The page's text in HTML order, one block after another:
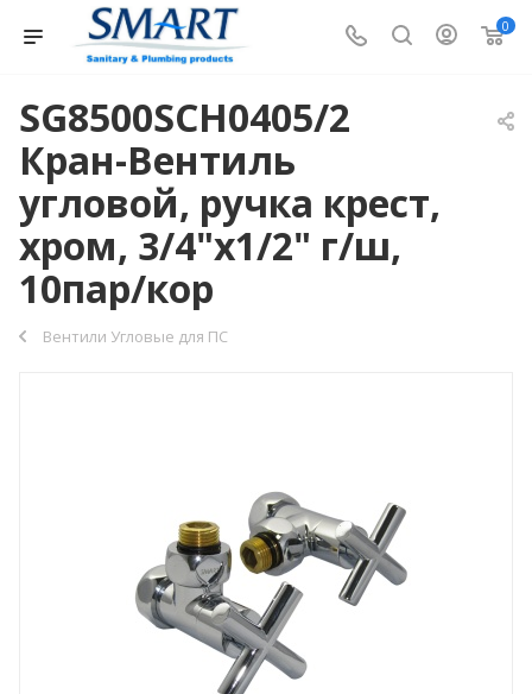
0
SG8500SCH0405/2
Кран-Вентиль
угловой, ручка крест,
хром, 3/4"х1/2" г/ш,
10пар/кор
Вентили Угловые для ПС